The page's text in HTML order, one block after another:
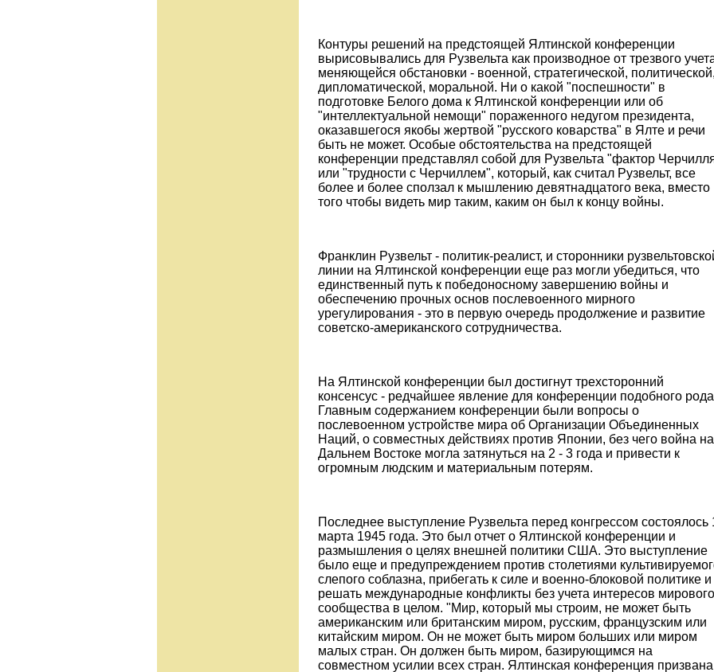
Контуры решений на предстоящей Ялтинской конференции
вырисовывались для Рузвельта как производное от трезвого
меняющейся обстановки - военной, стратегической, политической,
дипломатической, моральной. Ни о какой "поспешности" в
подготовке Белого дома к Ялтинской конференции или об
"интеллектуальной немощи" пораженного недугом президента,
оказавшегося якобы жертвой "русского коварства" в Ялте и речи
быть не может. Особые обстоятельства на предстоящей
конференции представлял собой для Рузвельта "фактор
или "трудности с Черчиллем", который, как считал Рузвельт, все
более и более сползал к мышлению девятнадцатого века, вместо
того чтобы видеть мир таким, каким он был к концу войны.
Франклин Рузвельт - политик-реалист, и сторонники
линии на Ялтинской конференции еще раз могли убедиться, что
единственный путь к победоносному завершению войны и
обеспечению прочных основ послевоенного мирного
урегулирования - это в первую очередь продолжение и развитие
советско-американского сотрудничества.
На Ялтинской конференции был достигнут трехсторонний
консенсус - редчайшее явление для конференции подобного
Главным содержанием конференции были вопросы о
послевоенном устройстве мира об Организации Объединенных
Наций, о совместных действиях против Японии, без чего война на
Дальнем Востоке могла затянуться на 2 - 3 года и привести к
огромным людским и материальным потерям.
Последнее выступление Рузвельта перед конгрессом состоялось
марта 1945 года. Это был отчет о Ялтинской конференции и
размышления о целях внешней политики США. Это выступление
было еще и предупреждением против столетиями
слепого соблазна, прибегать к силе и военно-блоковой политике и
решать международные конфликты без учета интересов мирового
сообщества в целом. "Мир, который мы строим, не может быть
американским или британским миром, русским, французским или
китайским миром. Он не может быть миром больших или миром
малых стран. Он должен быть миром, базирующимся на
совместном усилии всех стран. Ялтинская конференция призвана